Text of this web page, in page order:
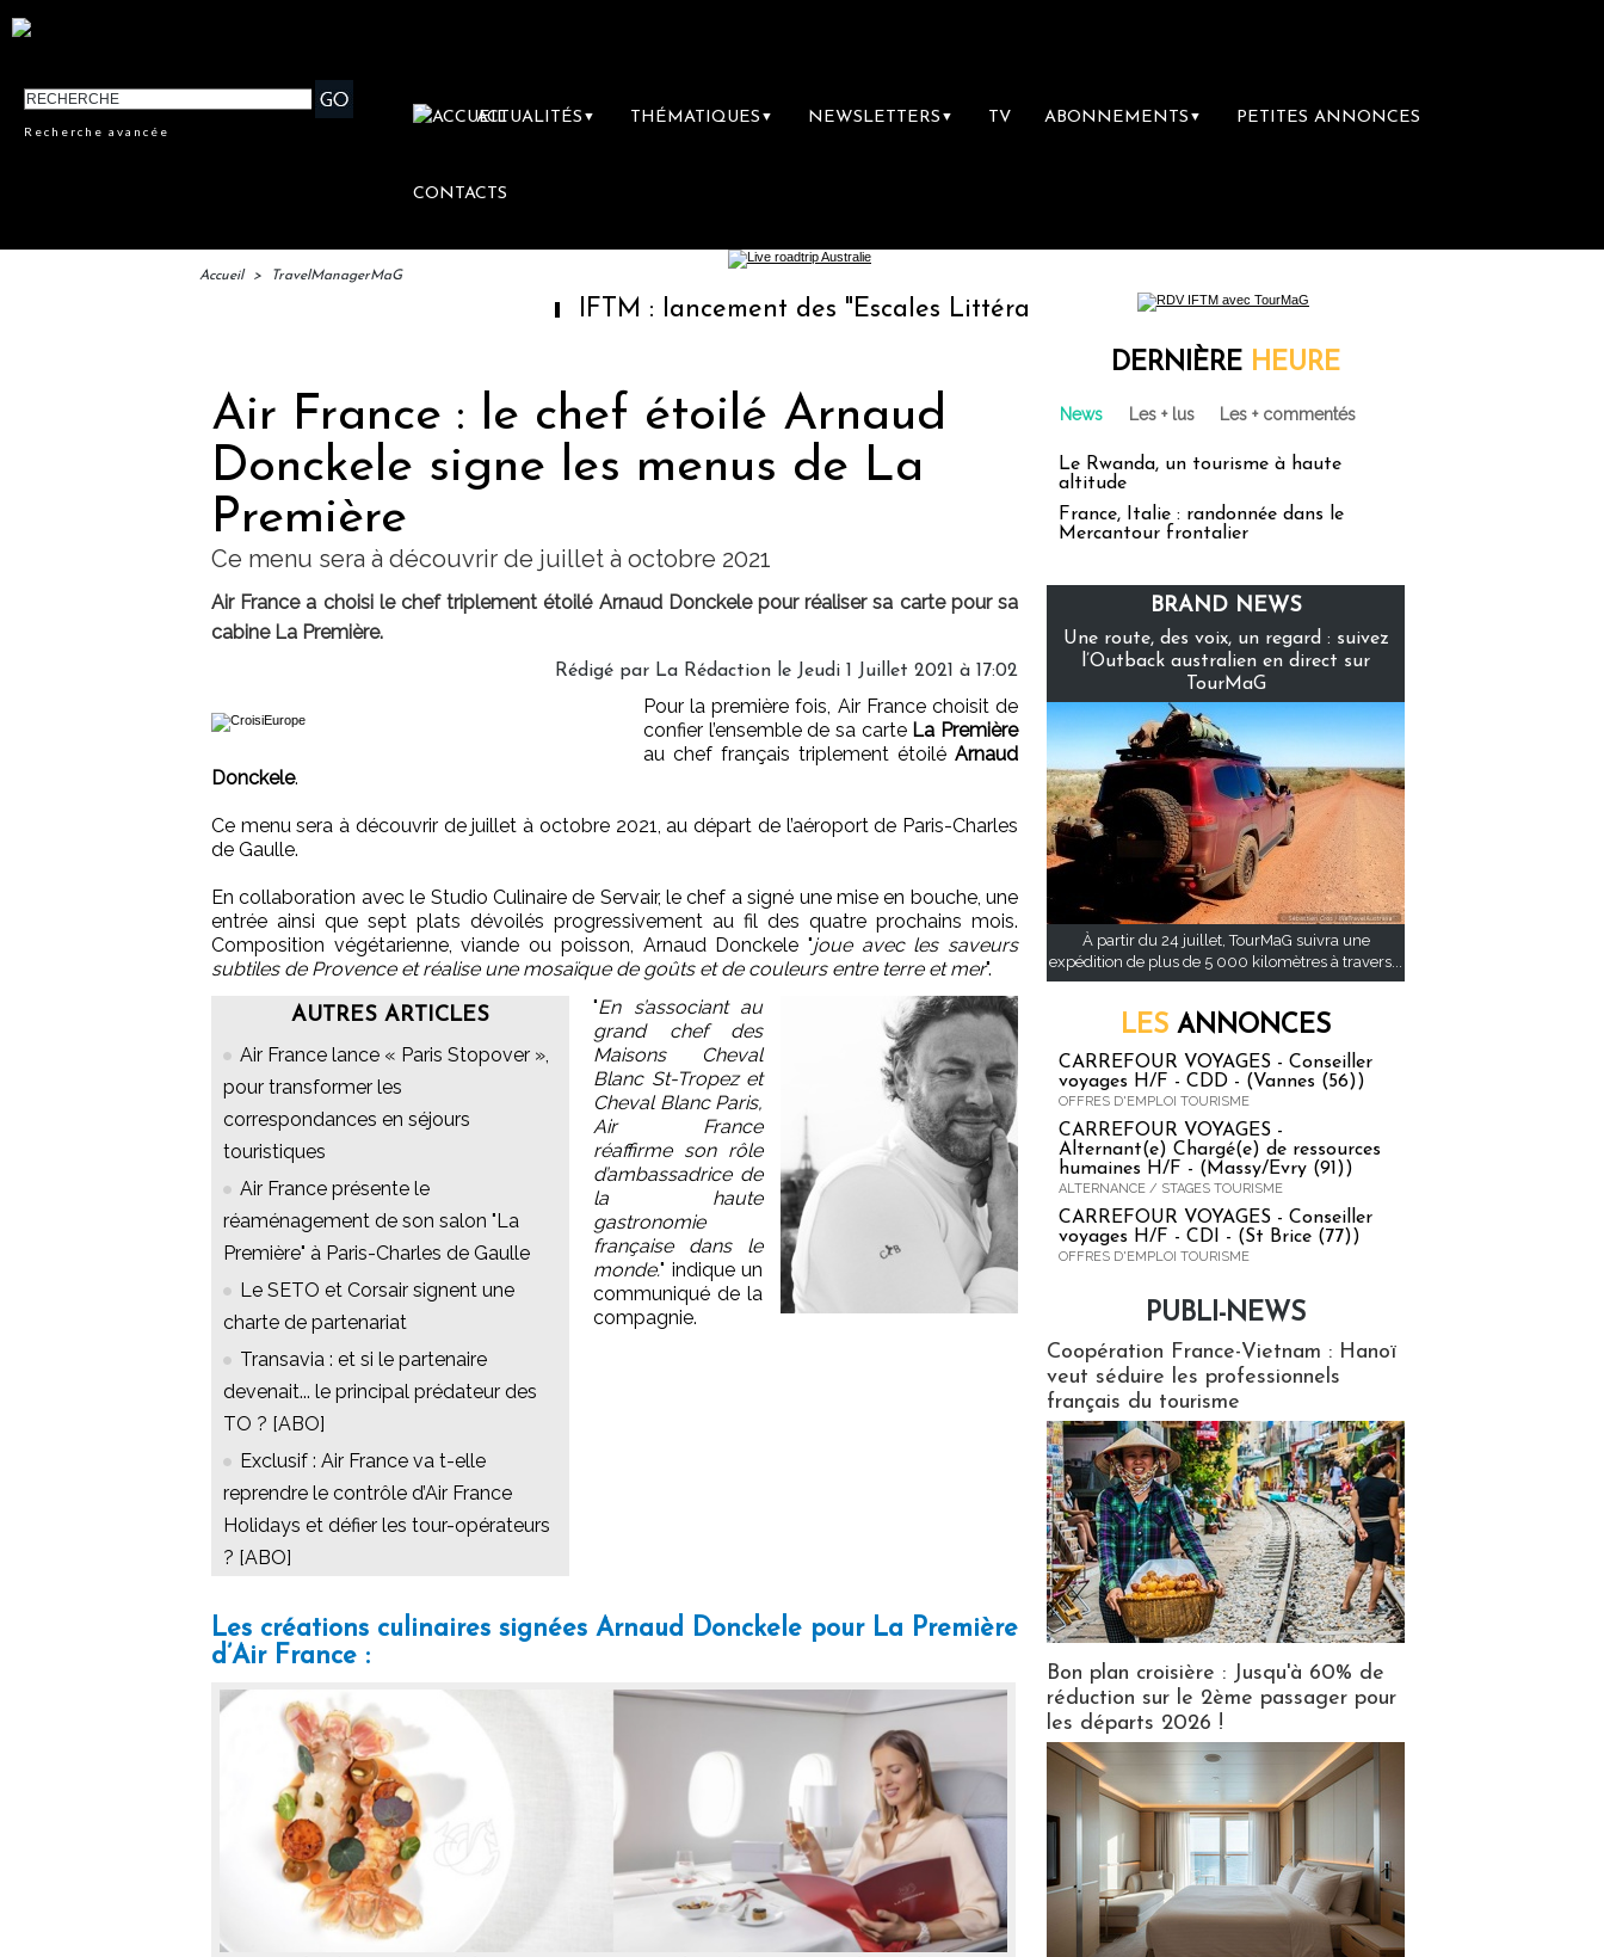
Recherche avancée
ACTUALITÉS ▼ THÉMATIQUES ▼ NEWSLETTERS ▼ TV ABONNEMENTS ▼ PETITES ANNONCES
CONTACTS
Accueil > TravelManagerMaG
IFTM : lancement des "Escales Littéraires", la première librairie du voyage
Air France : le chef étoilé Arnaud
Donckele signe les menus de La
Première
Ce menu sera à découvrir de juillet à octobre 2021
Air France a choisi le chef triplement étoilé Arnaud Donckele pour réaliser sa carte pour sa
cabine La Première.
Rédigé par La Rédaction le Jeudi 1 Juillet 2021 à 17:02
Pour la première fois, Air France choisit de
confier l’ensemble de sa carteLa Première
au chef français triplement étoilé Arnaud
Donckele.
Ce menu sera à découvrir de juillet à octobre 2021, au départ de l’aéroport de Paris-Charles
de Gaulle.
En collaboration avec le Studio Culinaire de Servair, le chef a signé une mise en bouche, une
entrée ainsi que sept plats dévoilés progressivement au fil des quatre prochains mois.
Composition végétarienne, viande ou poisson, Arnaud Donckele "joue avec les saveurs
subtiles de Provence et réalise une mosaïque de goûts et de couleurs entre terre et mer".
AUTRES ARTICLES
Air France lance « Paris Stopover »,
pour transformer les
correspondances en séjours
touristiques
Air France présente le
réaménagement de son salon "La
Première" à Paris-Charles de Gaulle
Le SETO et Corsair signent une
charte de partenariat
Transavia : et si le partenaire
devenait... le principal prédateur des
TO ? [ABO]
Exclusif : Air France va t-elle
reprendre le contrôle d’Air France
Holidays et défier les tour-opérateurs
? [ABO]
"En s’associant au
grand chef des
Maisons Cheval
Blanc St-Tropez et
Cheval Blanc Paris,
Air France
réaffirme son rôle
d’ambassadrice de
la haute
gastronomie
française dans le
monde." indique un
communiqué de la
compagnie.
Les créations culinaires signées Arnaud Donckele pour La Première
d’Air France :
DERNIÈRE HEURE
News Les + lus Les + commentés
Le Rwanda, un tourisme à haute
altitude
France, Italie : randonnée dans le
Mercantour frontalier
BRAND NEWS
Une route, des voix, un regard : suivez
l’Outback australien en direct sur
TourMaG
À partir du 24 juillet, TourMaG suivra une
expédition de plus de 5 000 kilomètres à travers...
LES ANNONCES
CARREFOUR VOYAGES - Conseiller
voyages H/F - CDD - (Vannes (56))
OFFRES D'EMPLOI TOURISME
CARREFOUR VOYAGES -
Alternant(e) Chargé(e) de ressources
humaines H/F - (Massy/Evry (91))
ALTERNANCE / STAGES TOURISME
CARREFOUR VOYAGES - Conseiller
voyages H/F - CDI - (St Brice (77))
OFFRES D'EMPLOI TOURISME
PUBLI-NEWS
Coopération France-Vietnam : Hanoï
veut séduire les professionnels
français du tourisme
Bon plan croisière : Jusqu'à 60% de
réduction sur le 2ème passager pour
les départs 2026 !